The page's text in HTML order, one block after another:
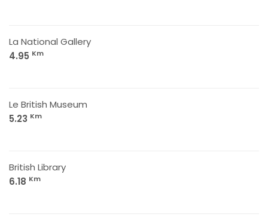
La National Gallery
4.95 Km
Le British Museum
5.23 Km
British Library
6.18 Km